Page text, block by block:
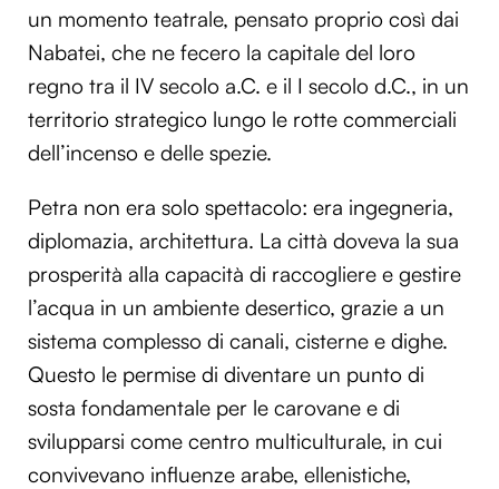
un momento teatrale, pensato proprio così dai
Nabatei, che ne fecero la capitale del loro
regno tra il IV secolo a.C. e il I secolo d.C., in un
territorio strategico lungo le rotte commerciali
dell’incenso e delle spezie.
Petra non era solo spettacolo: era ingegneria,
diplomazia, architettura. La città doveva la sua
prosperità alla capacità di raccogliere e gestire
l’acqua in un ambiente desertico, grazie a un
sistema complesso di canali, cisterne e dighe.
Questo le permise di diventare un punto di
sosta fondamentale per le carovane e di
svilupparsi come centro multiculturale, in cui
convivevano influenze arabe, ellenistiche,